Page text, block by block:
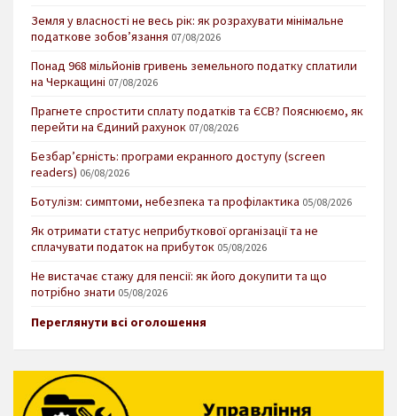
Земля у власності не весь рік: як розрахувати мінімальне
податкове зобов’язання 07/08/2026
Понад 968 мільйонів гривень земельного податку сплатили
на Черкащині 07/08/2026
Прагнете спростити сплату податків та ЄСВ? Пояснюємо, як
перейти на Єдиний рахунок 07/08/2026
Безбар’єрність: програми екранного доступу (screen
readers) 06/08/2026
Ботулізм: симптоми, небезпека та профілактика 05/08/2026
Як отримати статус неприбуткової організації та не
сплачувати податок на прибуток 05/08/2026
Не вистачає стажу для пенсії: як його докупити та що
потрібно знати 05/08/2026
Переглянути всі оголошення